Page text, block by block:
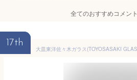
全てのおすすめコメント
17th